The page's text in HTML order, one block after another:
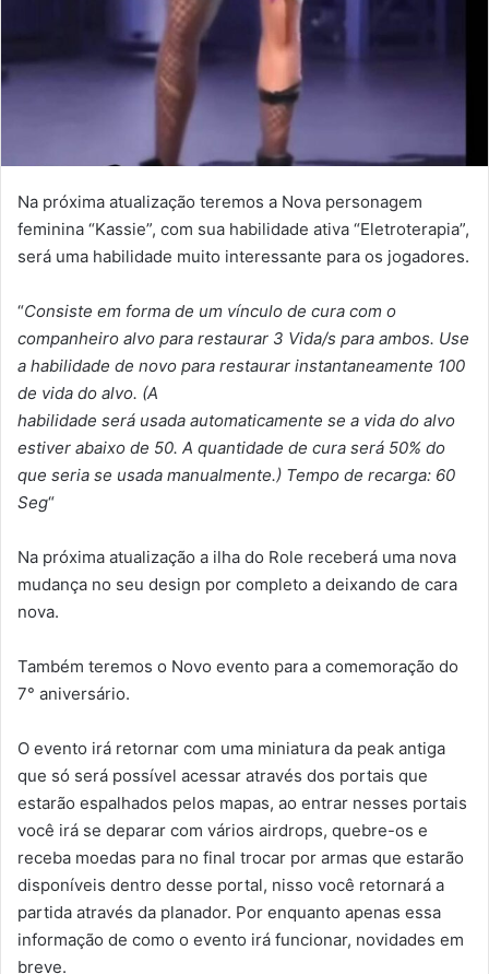
Na próxima atualização teremos a Nova personagem
feminina “Kassie”, com sua habilidade ativa “Eletroterapia”,
será uma habilidade muito interessante para os jogadores.
“Consiste em forma de um vínculo de cura com o
companheiro alvo para restaurar 3 Vida/s para ambos. Use
a habilidade de novo para restaurar instantaneamente 100
de vida do alvo. (A
habilidade será usada automaticamente se a vida do alvo
estiver abaixo de 50. A quantidade de cura será 50% do
que seria se usada manualmente.) Tempo de recarga: 60
Seg“
Na próxima atualização a ilha do Role receberá uma nova
mudança no seu design por completo a deixando de cara
nova.
Também teremos o Novo evento para a comemoração do
7° aniversário.
O evento irá retornar com uma miniatura da peak antiga
que só será possível acessar através dos portais que
estarão espalhados pelos mapas, ao entrar nesses portais
você irá se deparar com vários airdrops, quebre-os e
receba moedas para no final trocar por armas que estarão
disponíveis dentro desse portal, nisso você retornará a
partida através da planador. Por enquanto apenas essa
informação de como o evento irá funcionar, novidades em
breve.